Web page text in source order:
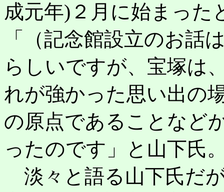
成元年)２月に始まった
「（記念館設立のお話
らしいですが、宝塚は
れが強かった思い出の
の原点であることなど
ったのです」と山下氏
淡々と語る山下氏だ